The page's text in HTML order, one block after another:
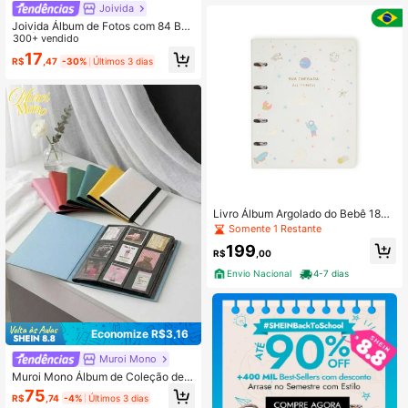
Joivida
Joivida Álbum de Fotos com 84 Bol
sos | Organizador de Scrapbook de
Plástico Resistente | Livro de Memó
rias Portátil para Lembranças de Vi
Presente e Organização para Escrit
ório Doméstico
300+ vendido
R$17,47 -30% Últimos 3 dias
Economize R$3,16
Muroi Mono
Muroi Mono Álbum de Coleção de
Grande Capacidade A4, Organizad
or de Armazenamento de Cartões d
R$75 ,74 -4% Últimos 3 dias
otos, Lembrança de Viagem, Lembr
ança de Casamento, Conjunto de P
apelaria Fofo para Volta às Aulas, A
dequado para Uso Diário de Estuda
Livro Álbum Argolado do Bebê 18X2
4 Cicero Lindo
Somente 1 Restante
R$199 ,00
Envio Nacional
4-7 dias